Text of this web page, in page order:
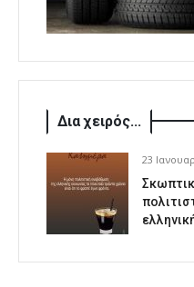
Δια χειρός...
23